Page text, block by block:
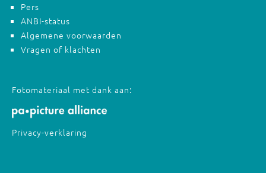
Pers
ANBI-status
Algemene voorwaarden
Vragen of klachten
Fotomateriaal met dank aan:
Privacy-verklaring